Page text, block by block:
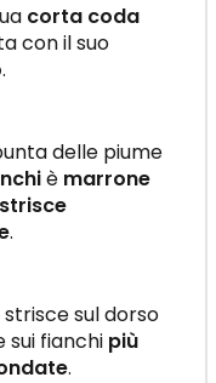
corta coda
con il suo
.
delle piume
è marrone
strisce
.
sul dorso
sui fianchi più
.